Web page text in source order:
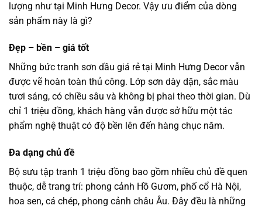
lượng như tại Minh Hưng Decor. Vậy ưu điểm của dòng
sản phẩm này là gì?
Đẹp – bền – giá tốt
Những bức tranh sơn dầu giá rẻ tại Minh Hưng Decor vẫn
được vẽ hoàn toàn thủ công. Lớp sơn dày dặn, sắc màu
tươi sáng, có chiều sâu và không bị phai theo thời gian. Dù
chỉ 1 triệu đồng, khách hàng vẫn được sở hữu một tác
phẩm nghệ thuật có độ bền lên đến hàng chục năm.
Đa dạng chủ đề
Bộ sưu tập tranh 1 triệu đồng bao gồm nhiều chủ đề quen
thuộc, dễ trang trí: phong cảnh Hồ Gươm, phố cổ Hà Nội,
hoa sen, cá chép, phong cảnh châu Âu. Đây đều là những